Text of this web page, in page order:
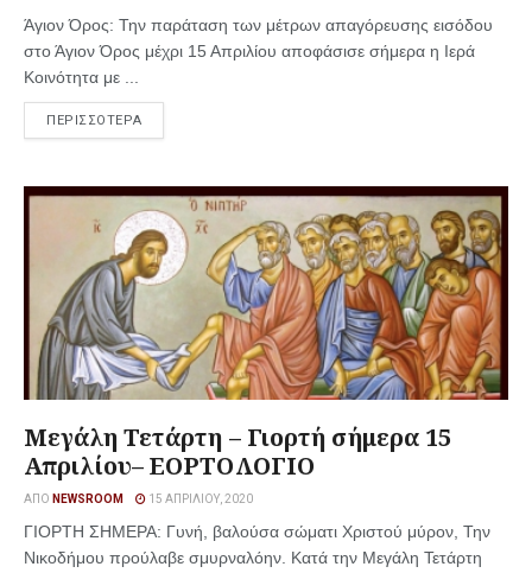
Άγιον Όρος: Την παράταση των μέτρων απαγόρευσης εισόδου
στο Άγιον Όρος μέχρι 15 Απριλίου αποφάσισε σήμερα η Ιερά
Κοινότητα με ...
ΠΕΡΙΣΣΟΤΕΡΑ
Μεγάλη Τετάρτη – Γιορτή σήμερα 15
Απριλίου– ΕΟΡΤΟΛΟΓΙΟ
ΑΠΌ NEWSROOM 15 ΑΠΡΙΛΊΟΥ, 2020
ΓΙΟΡΤΗ ΣΗΜΕΡΑ: Γυνή, βαλούσα σώματι Χριστού μύρον, Την
Νικοδήμου προύλαβε σμυρναλόην. Κατά την Μεγάλη Τετάρτη